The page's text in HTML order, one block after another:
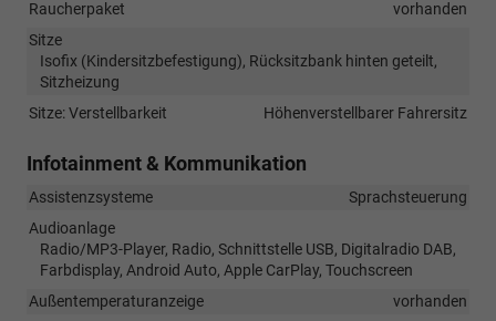
Raucherpaket
vorhanden
Sitze
Isofix (Kindersitzbefestigung), Rücksitzbank hinten geteilt,
Sitzheizung
Sitze: Verstellbarkeit
Höhenverstellbarer Fahrersitz
Infotainment & Kommunikation
Assistenzsysteme
Sprachsteuerung
Audioanlage
Radio/MP3-Player, Radio, Schnittstelle USB, Digitalradio DAB,
Farbdisplay, Android Auto, Apple CarPlay, Touchscreen
Außentemperaturanzeige
vorhanden